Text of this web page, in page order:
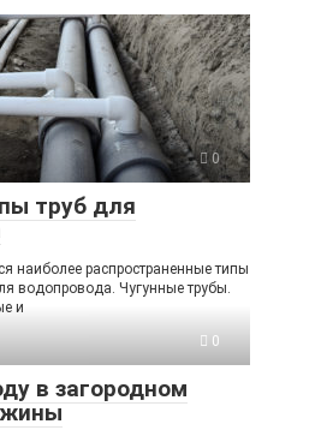
0
труб для
наиболее распространенные типы
водопровода. Чугунные трубы.
и
0
в загородном